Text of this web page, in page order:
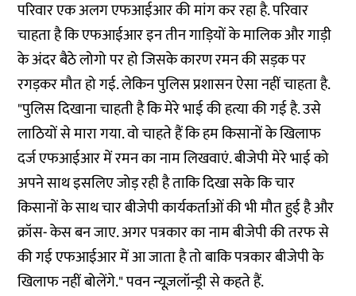
परिवार एक अलग एफआईआर की मांग कर रहा है. परिवार
चाहता है कि एफआईआर इन तीन गाड़ियों के मालिक और गाड़ी
के अंदर बैठे लोगो पर हो जिसके कारण रमन की सड़क पर
रगड़कर मौत हो गई. लेकिन पुलिस प्रशासन ऐसा नहीं चाहता है.
"पुलिस दिखाना चाहती है कि मेरे भाई की हत्या की गई है. उसे
लाठियों से मारा गया. वो चाहते हैं कि हम किसानों के खिलाफ
दर्ज एफआईआर में रमन का नाम लिखवाएं. बीजेपी मेरे भाई को
अपने साथ इसलिए जोड़ रही है ताकि दिखा सके कि चार
किसानों के साथ चार बीजेपी कार्यकर्ताओं की भी मौत हुई है और
क्रॉस- केस बन जाए. अगर पत्रकार का नाम बीजेपी की तरफ से
की गई एफआईआर में आ जाता है तो बाकि पत्रकार बीजेपी के
खिलाफ नहीं बोलेंगे." पवन न्यूज़लॉन्ड्री से कहते हैं.